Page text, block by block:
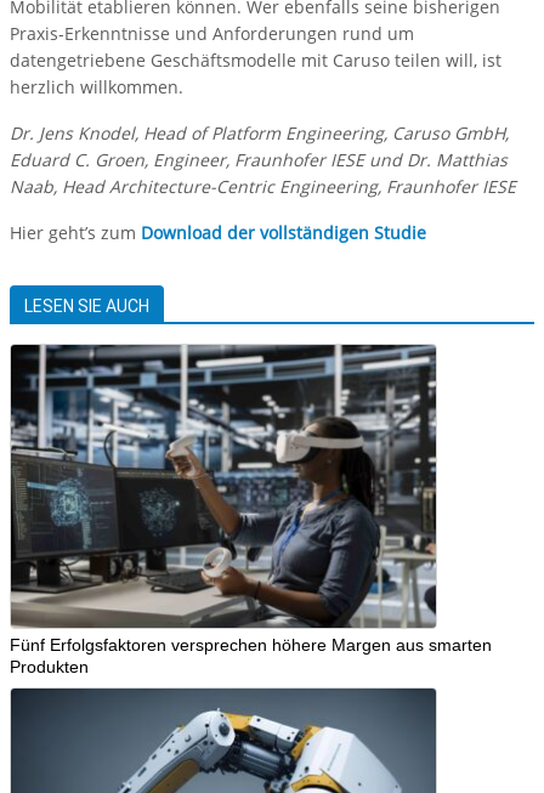
Mobilität etablieren können. Wer ebenfalls seine bisherigen
Praxis-Erkenntnisse und Anforderungen rund um
datengetriebene Geschäftsmodelle mit Caruso teilen will, ist
herzlich willkommen.
Dr. Jens Knodel, Head of Platform Engineering, Caruso GmbH,
Eduard C. Groen, Engineer, Fraunhofer IESE und Dr. Matthias
Naab, Head Architecture-Centric Engineering, Fraunhofer IESE
Hier geht’s zum Download der vollständigen Studie
LESEN SIE AUCH
Fünf Erfolgsfaktoren versprechen höhere Margen aus smarten
Produkten